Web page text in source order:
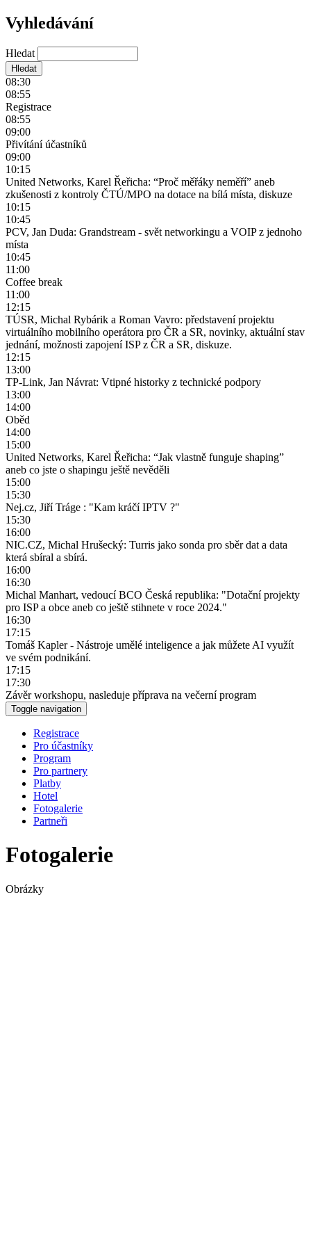
Vyhledávání
Hledat
08:30
08:55
Registrace
08:55
09:00
Přivítání účastníků
09:00
10:15
United Networks, Karel Řeřicha: “Proč měřáky neměří” aneb
zkušenosti z kontroly ČTÚ/MPO na dotace na bílá místa, diskuze
10:15
10:45
PCV, Jan Duda: Grandstream - svět networkingu a VOIP z jednoho
místa
10:45
11:00
Coffee break
11:00
12:15
TÚSR, Michal Rybárik a Roman Vavro: představení projektu
virtuálního mobilního operátora pro ČR a SR, novinky, aktuální stav
jednání, možnosti zapojení ISP z ČR a SR, diskuze.
12:15
13:00
TP-Link, Jan Návrat: Vtipné historky z technické podpory
13:00
14:00
Oběd
14:00
15:00
United Networks, Karel Řeřicha: “Jak vlastně funguje shaping”
aneb co jste o shapingu ještě nevěděli
15:00
15:30
Nej.cz, Jiří Tráge : "Kam kráčí IPTV ?"
15:30
16:00
NIC.CZ, Michal Hrušecký: Turris jako sonda pro sběr dat a data
která sbíral a sbírá.
16:00
16:30
Michal Manhart, vedoucí BCO Česká republika: "Dotační projekty
pro ISP a obce aneb co ještě stihnete v roce 2024."
16:30
17:15
Tomáš Kapler - Nástroje umělé inteligence a jak můžete AI využít
ve svém podnikání.
17:15
17:30
Závěr workshopu, nasleduje příprava na večerní program
Toggle navigation
Registrace
Pro účastníky
Program
Pro partnery
Platby
Hotel
Fotogalerie
Partneři
Fotogalerie
Obrázky